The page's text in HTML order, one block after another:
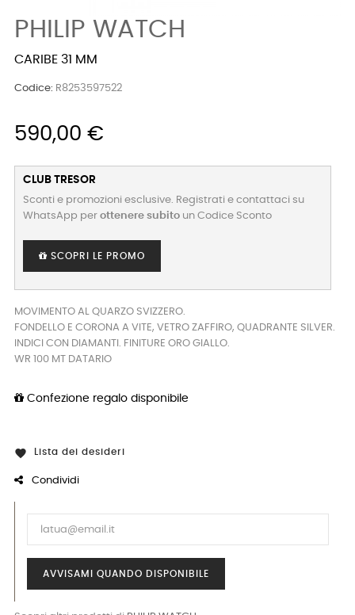
PHILIP WATCH
CARIBE 31 MM
Codice: R8253597522
590,00 €
CLUB TRESOR
Sconti e promozioni esclusive. Registrati e contattaci su
WhatsApp per ottenere subito un Codice Sconto
SCOPRI LE PROMO
MOVIMENTO AL QUARZO SVIZZERO.
FONDELLO E CORONA A VITE, VETRO ZAFFIRO, QUADRANTE SILVER.
INDICI CON DIAMANTI. FINITURE ORO GIALLO.
WR 100 MT DATARIO
Confezione regalo disponibile
 Lista dei desideri
Condividi
AVVISAMI QUANDO DISPONIBILE